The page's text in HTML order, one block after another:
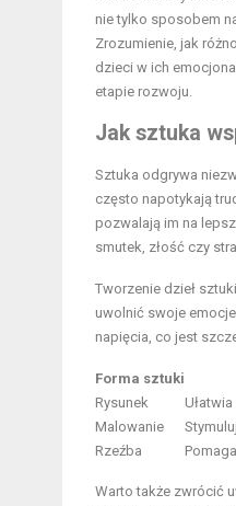
nie tylko sposobem
Zrozumienie, jak
dzieci w ich
etapie rozwoju.
Jak sztuka
Sztuka odgrywa
często napotykają
pozwalają im na
smutek, złość czy
Tworzenie dzieł
uwolnić swoje
napięcia, co jest
Forma sztuki
Rysunek
Malowanie
Rzeźba
Warto także zwrócić